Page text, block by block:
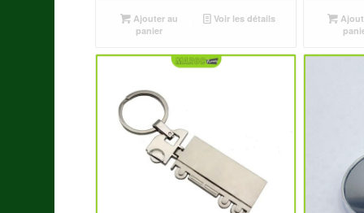
initial
était :
د.م.12.00.
actuel
د.م.6.00.
Ajouter au
panier
Voir les détails